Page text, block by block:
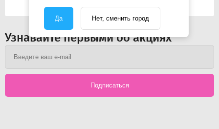
Узнавайте первыми об акциях
Подписаться
Да Нет, сменить город